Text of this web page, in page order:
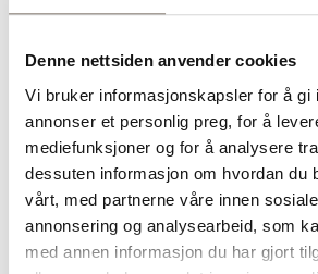
Denne nettsiden anvender cookies
Vi bruker informasjonskapsler for å gi
annonser et personlig preg, for å
mediefunksjoner og for å analysere
dessuten informasjon om hvordan du
vårt, med partnerne våre innen
annonsering og analysearbeid, som
med annen informasjon du har gjort
kremet uten koking. Denne
fett.
Hvorfor smaker denne
gulrotkake?
Kanel, ingefær, revet gulrot og
hasselnøtter gir smaken og
klassisk gulrotkake i en
frokostvariant.